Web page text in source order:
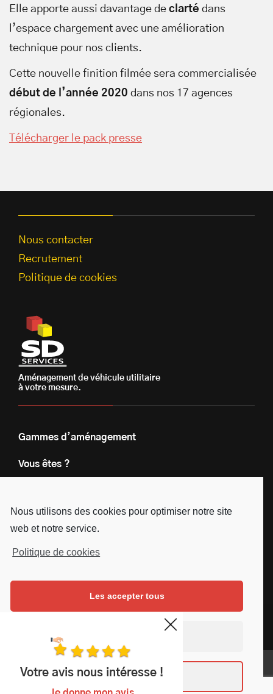
Nous utilisons des cookies pour optimiser notre site
web et notre service.
Politique de cookies
Les accepter tous
Voir les préférences
Elle apporte aussi davantage de clarté dans
l’espace chargement avec une amélioration
technique pour nos clients.
Cette nouvelle finition filmée sera commercialisée
début de l’année 2020 dans nos 17 agences
régionales.
Télécharger le pack presse
Nous contacter
Recrutement
Politique de cookies
Aménagement de véhicule utilitaire
à votre mesure.
Gammes d’aménagement
Vous êtes ?
Le groupe
Instagram
Linkedin
Youtube
Mentions légales
Votre avis nous intéresse !